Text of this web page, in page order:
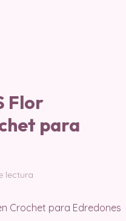
Flor
para
lectura